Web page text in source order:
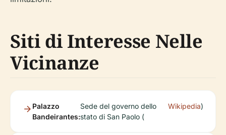
Siti di Interesse Nelle
Vicinanze
Palazzo
Bandeirantes:
Sede del governo dello
stato di San Paolo (
Wikipedia)